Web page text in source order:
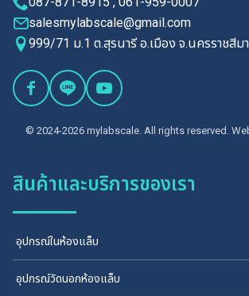
salesmylabscale@gmail.com
999/71 ม.1 ต.สุรนารี อ.เมือง จ.นครราชสีม
© 2024-2026 mylabscale. All rights reserved.
สินค้าและบริการของเรา
อุปกรณ์ในห้องแล็บ
อุปกรณ์วัดนอกห้องแล็บ